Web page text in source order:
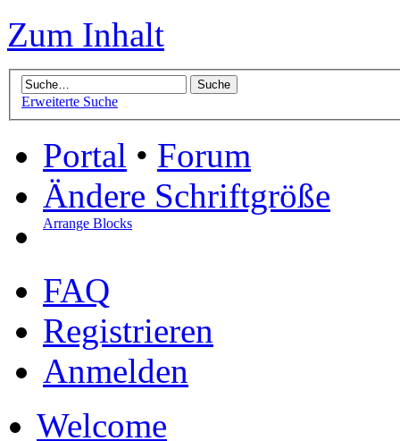
Zum Inhalt
Erweiterte Suche
Portal • Forum
Ändere Schriftgröße
Arrange Blocks
FAQ
Registrieren
Anmelden
Welcome